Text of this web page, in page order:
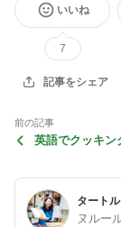
いいね
7
記事をシェア
前の記事
英語でクッキ